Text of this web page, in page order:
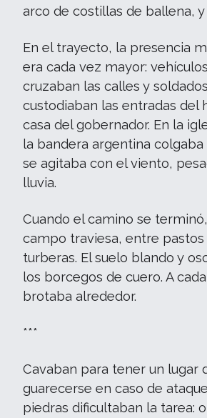
arco de costillas de ballena,
En el trayecto, la presencia
era cada vez mayor:
cruzaban las calles y
custodiaban las entradas del
casa del gobernador. En la
la bandera argentina
se agitaba con el viento,
lluvia.
Cuando el camino se
campo traviesa, entre pastos
turberas. El suelo blando y
los borcegos de cuero. A
brotaba alrededor.
***
Cavaban para tener un lugar
guarecerse en caso de
piedras dificultaban la tarea: